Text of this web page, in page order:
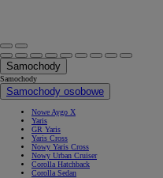
Samochody
Samochody
Samochody osobowe
Nowe Aygo X
Yaris
GR Yaris
Yaris Cross
Nowy Yaris Cross
Nowy Urban Cruiser
Corolla Hatchback
Corolla Sedan